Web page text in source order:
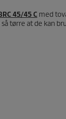
45/45 C med
tørre at de kan